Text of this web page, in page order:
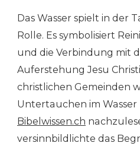
Das Wasser spielt in der
Rolle. Es symbolisiert
und die Verbindung mit
Auferstehung Jesu
christlichen Gemeinden
Untertauchen im
Bibelwissen.ch
versinnbildlichte das